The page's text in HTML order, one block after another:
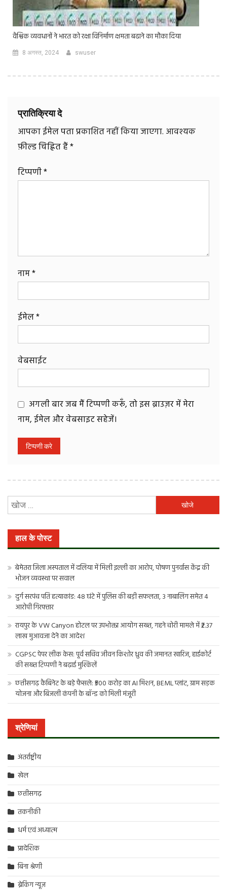
वैश्विक व्यवधानों ने भारत को रक्षा विनिर्माण क्षमता बढाने का मौका दिया
8 अगस्त, 2024 swuser
प्रातिक्रिया दे
आपका ईमेल पता प्रकाशित नहीं किया जाएगा. आवश्यक
फ़ील्ड चिह्नित हैं*
टिप्पणी*
नाम*
ईमेल*
वेबसाईट
अगली बार जब मैं टिप्पणी करूँ, तो इस ब्राउज़र में मेरा
नाम, ईमेल और वेबसाइट सहेजें।
को
हाल के पोस्ट
बेमेतरा जिला अस्पताल में दलिया में मिली इल्ली का आरोप, पोषण पुनर्वास केंद्र की
भोजन व्यवस्था पर सवाल
दुर्ग सरपंच पति हत्याकांड: 48 घंटे में पुलिस की बड़ी सफलता, 3 नाबालिग समेत 4
आरोपी गिरफ्तार
रायपुर के VW Canyon होटल पर उपभोक्ता आयोग सख्त, गहने चोरी मामले में ₹2.37
लाख मुआवजा देने का आदेश
CGPSC पेपर लीक केस: पूर्व सचिव जीवन किशोर ध्रुव की जमानत खारिज, हाईकोर्ट
की सख्त टिप्पणी ने बढ़ाई मुश्किलें
छत्तीसगढ़ कैबिनेट के बड़े फैसले: ₹500 करोड़ का AI मिशन, BEML प्लांट, ग्राम सड़क
योजना और बिजली कंपनी के बॉन्ड को मिली मंजूरी
श्रेणियां
अंतर्राष्ट्रीय
खेल
छत्तीसगढ़
तकनीकी
धर्म एवं अध्यात्म
प्रादेशिक
बिना श्रेणी
ब्रेकिंग न्यूज़